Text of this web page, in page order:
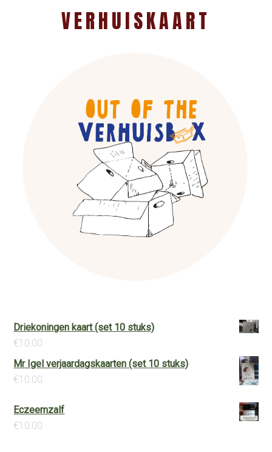
VERHUISKAART
Driekoningen kaart (set 10 stuks)
€10.00
Mr Igel verjaardagskaarten (set 10 stuks)
€10.00
Eczeemzalf
€10.00